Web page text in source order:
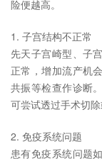
险便越高。
1. 子宫结构不正常
先天子宫崎型、子
正常，增加流产机
共振等检查作诊断
可尝试透过手术切除
2. 免疫系统问题
患有免疫系统问题